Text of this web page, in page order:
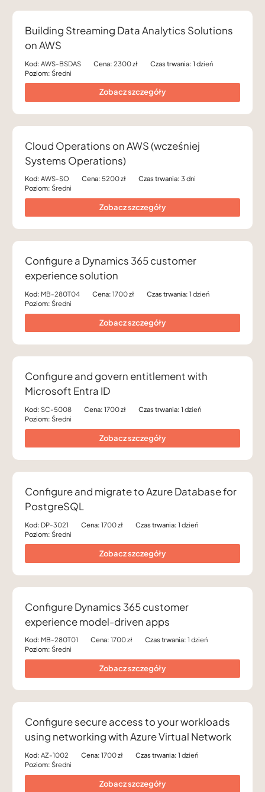
Building Streaming Data Analytics Solutions
on AWS
Kod: AWS-BSDAS Cena: 2300 zł Czas trwania: 1 dzień
Poziom: Średni
Zobacz szczegóły
Cloud Operations on AWS (wcześniej
Systems Operations)
Kod: AWS-SO Cena: 5200 zł Czas trwania: 3 dni
Poziom: Średni
Zobacz szczegóły
Configure a Dynamics 365 customer
experience solution
Kod: MB-280T04 Cena: 1700 zł Czas trwania: 1 dzień
Poziom: Średni
Zobacz szczegóły
Configure and govern entitlement with
Microsoft Entra ID
Kod: SC-5008 Cena: 1700 zł Czas trwania: 1 dzień
Poziom: Średni
Zobacz szczegóły
Configure and migrate to Azure Database for
PostgreSQL
Kod: DP-3021 Cena: 1700 zł Czas trwania: 1 dzień
Poziom: Średni
Zobacz szczegóły
Configure Dynamics 365 customer
experience model-driven apps
Kod: MB-280T01 Cena: 1700 zł Czas trwania: 1 dzień
Poziom: Średni
Zobacz szczegóły
Configure secure access to your workloads
using networking with Azure Virtual Network
Kod: AZ-1002 Cena: 1700 zł Czas trwania: 1 dzień
Poziom: Średni
Zobacz szczegóły